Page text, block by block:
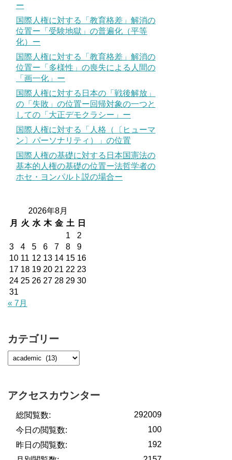
ー
国際人権に対する「教育格差」解消の
位置ー「受験地獄」の普遍化（平等
化）ー
国際人権に対する「教育格差」解消の
位置ー「多様性」の喪失による人間の
「画一化」ー
国際人権に対する日本の「戦後解放」
の「失敗」の位置ー回帰対象の一つと
しての「大正デモクラシー」ー
国際人権に対する「人格（〔ヒューマ
ン〕パーソナリティ）」の位置
国際人権の基礎に対する日本国憲法の
基本的人権の基礎の位置ー法哲学者の
ホセ・ヨンパルト説の場合ー
2026年8月
月
火 水 木 金 土
日
1
2
3
4 5 6 7 8
9
10 11 12 13 14 15 16
17 18 19 20 21 22 23
24 25 26 27 28 29 30
31
« 7月
カテゴリー
アクセスカウンター
292009
総閲覧数:
100
今日の閲覧数:
192
昨日の閲覧数: